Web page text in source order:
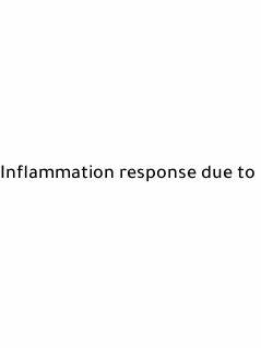
من الواضح ان السبب هنا هو التهابات ناتجة عن الإصابة بالعدوى Inflammation response due to